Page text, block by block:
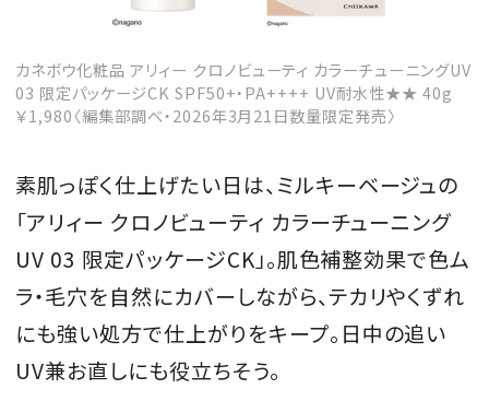
カネボウ化粧品 アリィー クロノビューティ カラーチューニングUV
03 限定パッケージCK SPF50+・PA++++ UV耐水性★★ 40g
￥1,980〈編集部調べ・2026年3月21日数量限定発売〉
素肌っぽく仕上げたい日は、ミルキーベージュの
「アリィー クロノビューティ カラーチューニング
UV 03 限定パッケージCK」。肌色補整効果で色ム
ラ・毛穴を自然にカバーしながら、テカリやくずれ
にも強い処方で仕上がりをキープ。日中の追い
UV兼お直しにも役立ちそう。